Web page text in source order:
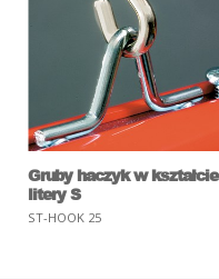
Gruby haczyk w kształcie
litery S
ST-HOOK 25